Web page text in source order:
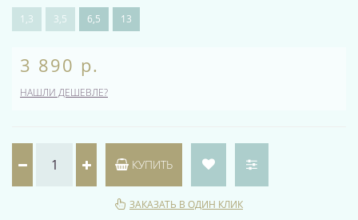
1,3 3,5 6,5 13
3 890 р.
НАШЛИ ДЕШЕВЛЕ?
КУПИТЬ
ЗАКАЗАТЬ В ОДИН КЛИК